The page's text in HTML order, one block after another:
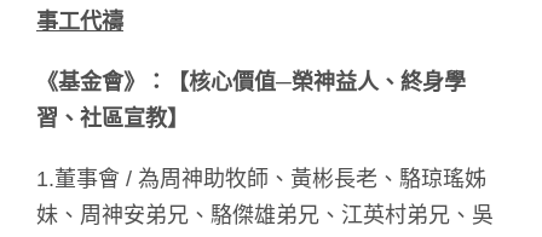
事工代禱
《基金會》：【核心價值─榮神益人、終身學
習、社區宣教】
1.董事會 / 為周神助牧師、黃彬長老、駱琼瑤姊
妹、周神安弟兄、駱傑雄弟兄、江英村弟兄、吳